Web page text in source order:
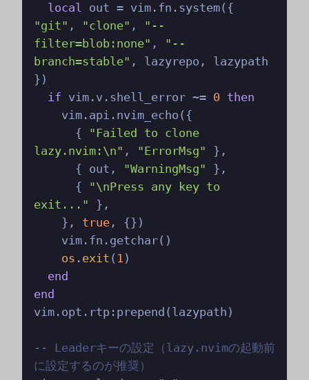
local
"git" , "clone" ,
"--
filter=blob:none" ,
"--
branch=stable" , lazyrepo, lazypath
})
if vim.v.shell_error ~= 0 then
      {
"Failed to clone
lazy.nvim:\n" , "ErrorMsg" },
      { out,
"WarningMsg" },
      {
"\nPress any key to
exit..." },
    },
true, {})
os . exit ( 1 )
end
end
vim.opt.rtp:prepend(lazypath)
-- Leaderキーの設定（lazy.nvimの起動前
に設定するのが推奨）